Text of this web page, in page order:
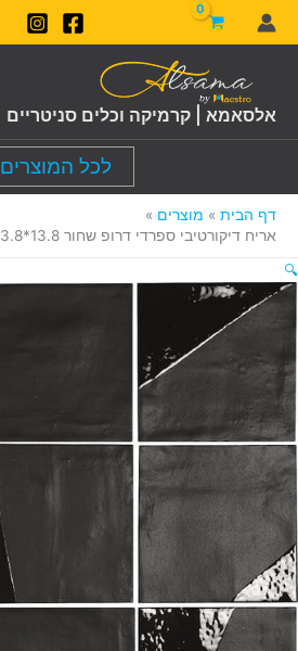
דילוג
לתוכן
אלסאמא | קרמיקה וכלים סניטריים
לכל המוצרים
דף הבית
מוצרים
אריח דיקורטיבי ספרדי דרופ שחור 13.8*13.8 ס"מ
🔍